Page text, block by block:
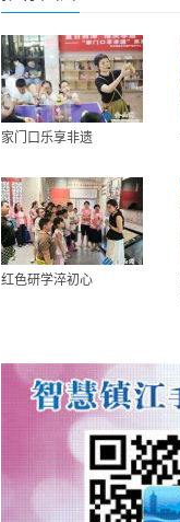
家门口乐享非遗
红色研学淬初心